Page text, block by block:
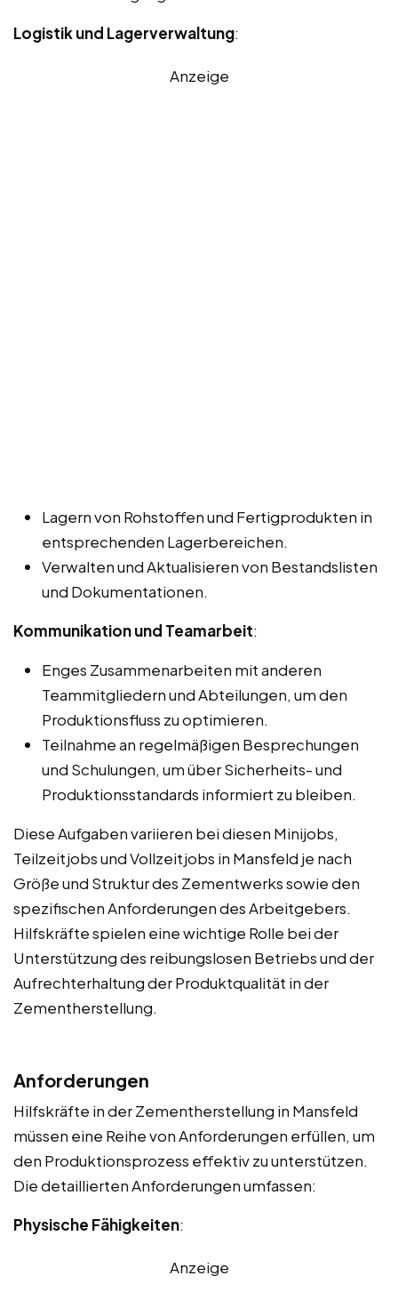
Logistik und Lagerverwaltung:
Anzeige
Lagern von Rohstoffen und Fertigprodukten in
entsprechenden Lagerbereichen.
Verwalten und Aktualisieren von Bestandslisten
und Dokumentationen.
Kommunikation und Teamarbeit:
Enges Zusammenarbeiten mit anderen
Teammitgliedern und Abteilungen, um den
Produktionsfluss zu optimieren.
Teilnahme an regelmäßigen Besprechungen
und Schulungen, um über Sicherheits- und
Produktionsstandards informiert zu bleiben.
Diese Aufgaben variieren bei diesen Minijobs,
Teilzeitjobs und Vollzeitjobs in Mansfeld je nach
Größe und Struktur des Zementwerks sowie den
spezifischen Anforderungen des Arbeitgebers.
Hilfskräfte spielen eine wichtige Rolle bei der
Unterstützung des reibungslosen Betriebs und der
Aufrechterhaltung der Produktqualität in der
Zementherstellung.
Anforderungen
Hilfskräfte in der Zementherstellung in Mansfeld
müssen eine Reihe von Anforderungen erfüllen, um
den Produktionsprozess effektiv zu unterstützen.
Die detaillierten Anforderungen umfassen:
Physische Fähigkeiten:
Anzeige